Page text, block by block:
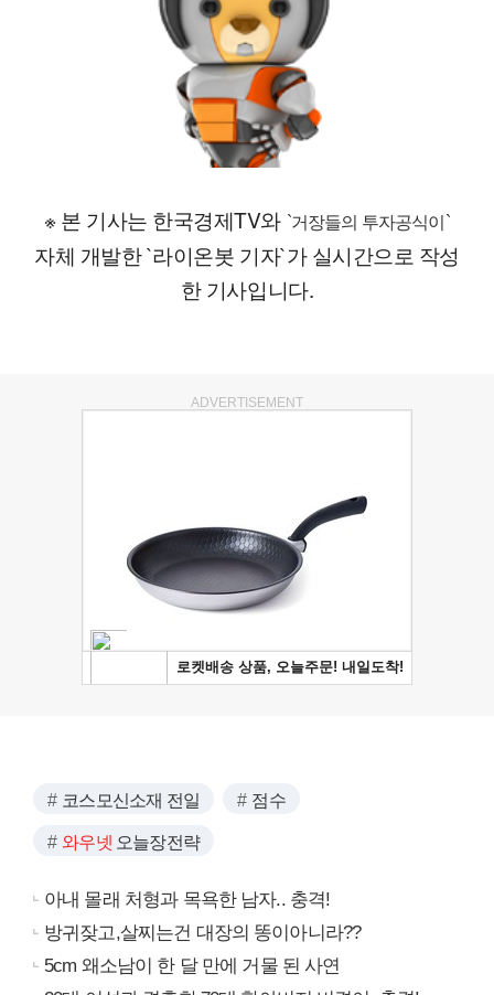
※ 본 기사는 한국경제TV와 `거장들의 투자공식이`
자체 개발한 `라이온봇 기자`가 실시간으로 작성
한 기사입니다.
ADVERTISEMENT
코스모신소재 전일 점수
와우넷 오늘장전략
아내 몰래 처형과 목욕한 남자.. 충격!
방귀잦고,살찌는건 대장의 똥이아니라??
5cm 왜소남이 한 달 만에 거물 된 사연